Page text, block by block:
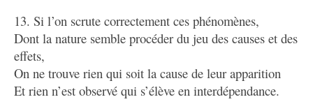
13. Si l’on scrute correctement ces phénomènes,
Dont la nature semble procéder du jeu des causes et des
effets,
On ne trouve rien qui soit la cause de leur apparition
Et rien n’est observé qui s’élève en interdépendance.